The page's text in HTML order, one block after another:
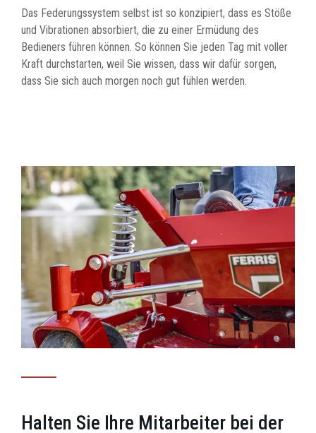
Das Federungssystem selbst ist so konzipiert, dass es Stöße
und Vibrationen absorbiert, die zu einer Ermüdung des
Bedieners führen können. So können Sie jeden Tag mit voller
Kraft durchstarten, weil Sie wissen, dass wir dafür sorgen,
dass Sie sich auch morgen noch gut fühlen werden.
Halten Sie Ihre Mitarbeiter bei der